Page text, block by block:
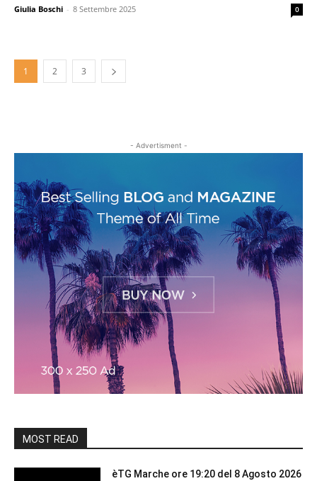
Giulia Boschi - 8 Settembre 2025 0
1 2 3
- Advertisment -
MOST READ
èTG Marche ore 19:20 del 8 Agosto 2026